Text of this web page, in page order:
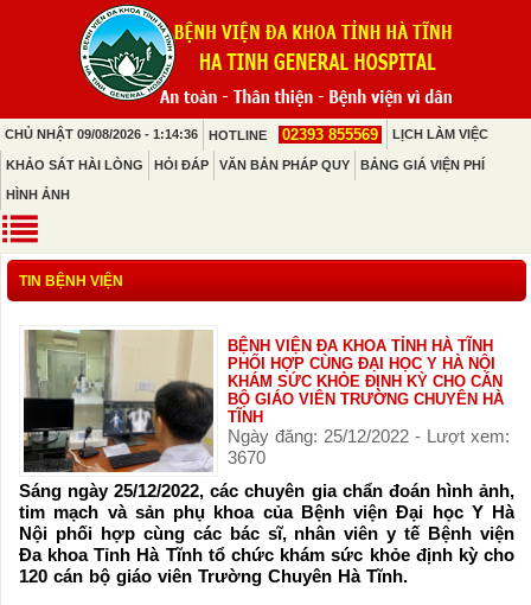
CHỦ NHẬT 09/08/2026 - 1:14:36 HOTLINE 02393 855569 LỊCH LÀM VIỆC
KHẢO SÁT HÀI LÒNG HỎI ĐÁP VĂN BẢN PHÁP QUY BẢNG GIÁ VIỆN PHÍ
HÌNH ẢNH
TIN BỆNH VIỆN
BỆNH VIỆN ĐA KHOA TỈNH HÀ TĨNH
PHỐI HỢP CÙNG ĐẠI HỌC Y HÀ NỘI
KHÁM SỨC KHỎE ĐỊNH KỲ CHO CÁN
BỘ GIÁO VIÊN TRƯỜNG CHUYÊN HÀ
TĨNH
Ngày đăng: 25/12/2022 - Lượt xem:
3670
Sáng ngày 25/12/2022, các chuyên gia chẩn đoán hình ảnh,
tim mạch và sản phụ khoa của Bệnh viện Đại học Y Hà
Nội phối hợp cùng các bác sĩ, nhân viên y tế Bệnh viện
Đa khoa Tỉnh Hà Tĩnh tổ chức khám sức khỏe định kỳ cho
120 cán bộ giáo viên Trường Chuyên Hà Tĩnh.